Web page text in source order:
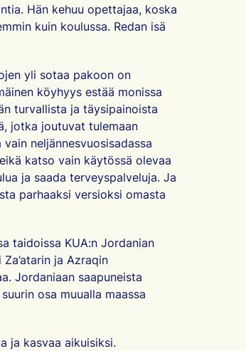
Hän kehuu opettajaa, koska
kuin koulussa. Redan isä
yli sotaa pakoon on
köyhyys estää monissa
turvallista ja täysipainoista
jotka joutuvat tulemaan
neljännesvuosisadassa
katso vain käytössä olevaa
ja saada terveyspalveluja. Ja
parhaaksi versioksi omasta
taidoissa KUA:n Jordanian
ja Azraqin
Jordaniaan saapuneista
osa muualla maassa
ja kasvaa aikuisiksi.